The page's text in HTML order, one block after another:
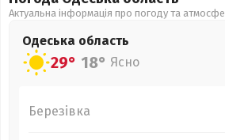
Актуальна інформація про погоду та
Одеська область
29° 18° Ясно
Березівка